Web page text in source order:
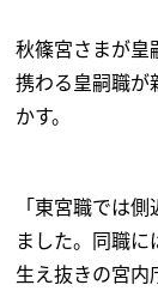
秋篠宮さまが皇
携わる皇嗣職が
かす。
「東宮職では
ました。同職
生え抜きの宮